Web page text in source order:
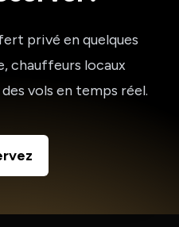
privé en quelques
chauffeurs locaux
vols en temps réel.